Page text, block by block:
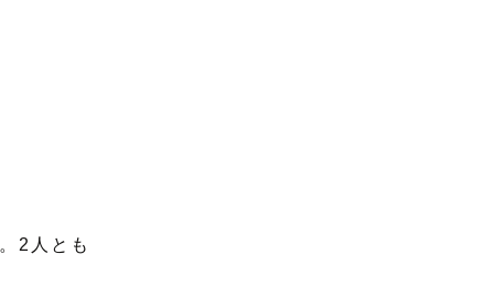
2人とも